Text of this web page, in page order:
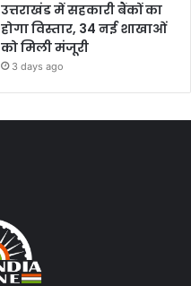
उत्तराखंड में सहकारी बैंकों का
होगा विस्तार, 34 नई शाखाओं
को मिली मंजूरी
3 days ago